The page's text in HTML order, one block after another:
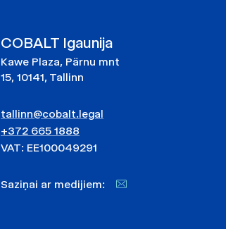
COBALT Igaunija
Kawe Plaza, Pärnu mnt
15, 10141, Tallinn
tallinn@cobalt.legal
+372 665 1888
VAT: EE100049291
Saziņai ar medijiem: